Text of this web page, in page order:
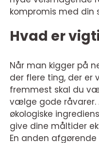
kompromis med din
Hvad er
Når man kigger på
der flere ting, der er
fremmest skal du
vælge gode råvarer.
økologiske
give dine måltider
En anden